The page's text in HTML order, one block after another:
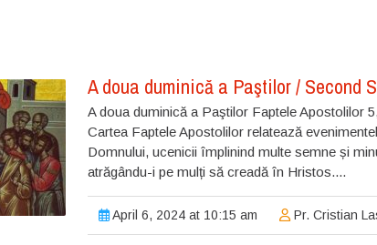
A doua duminică a Paştilor / Second
A doua duminică a Paştilor Faptele Apostolilor
Cartea Faptele Apostolilor relatează
Domnului, ucenicii împlinind multe semne și
atrăgându-i pe mulți să creadă în Hristos....
April 6, 2024 at 10:15 am Pr. Cristian